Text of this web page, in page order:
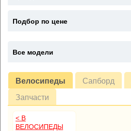
Велосипеды Сапборд
Запчасти
< В
ВЕЛОСИПЕДЫ
Подбор по цене
Все модели